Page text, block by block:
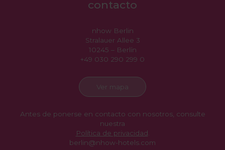
contacto
nhow Berlin
Stralauer Allee 3
10245 – Berlín
+49 030 290 299 0
Ver mapa
Antes de ponerse en contacto con nosotros, consulte
nuestra
Política de privacidad
berlin@nhow-hotels.com